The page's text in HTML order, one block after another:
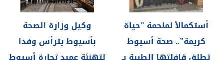
أستكمالاً لملحمة ”حياة
كريمة”.. صحة أسيوط
وكيل وزارة الصحة
بأسيوط يترأس وفدا